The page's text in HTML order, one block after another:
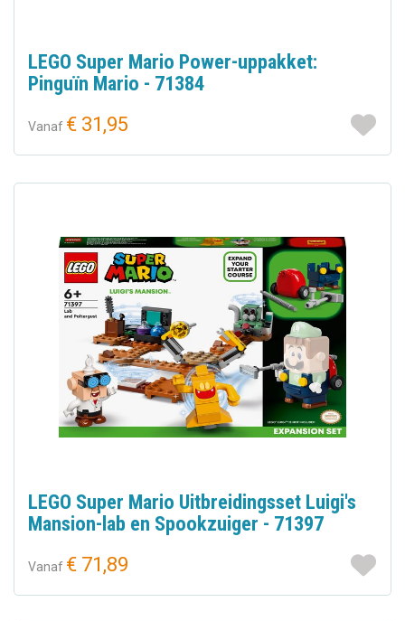
LEGO Super Mario Power-uppakket:
Pinguïn Mario - 71384
Vanaf € 31,95
LEGO Super Mario Uitbreidingsset Luigi's
Mansion-lab en Spookzuiger - 71397
Vanaf € 71,89